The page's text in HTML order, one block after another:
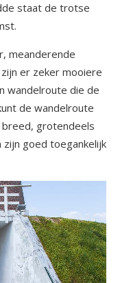
staat de trotse
meanderende
er zeker mooiere
wandelroute die de
de wandelroute
grotendeels
goed toegankelijk